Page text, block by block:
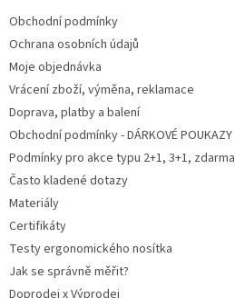
Obchodní podmínky
Ochrana osobních údajů
Moje objednávka
Vrácení zboží, výměna, reklamace
Doprava, platby a balení
Obchodní podmínky - DÁRKOVÉ POUKAZY
Podmínky pro akce typu 2+1, 3+1, zdarma
Často kladené dotazy
Materiály
Certifikáty
Testy ergonomického nosítka
Jak se správně měřit?